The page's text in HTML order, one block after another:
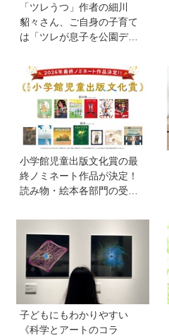
「ツレうつ」作者の細川
貂々さん、ご自身の子育て
は「ツレが息子を公園デビ
いた」ーー初の創作絵本
「タネがひとつぶ」は幼か
った息子さんと共作した思
い出のストーリー
小学館児童出版文化賞の最
終ノミネート作品が決定！
読み物・絵本各部門の受賞
子どもにもわかりやすい
《科学とアートのコラ